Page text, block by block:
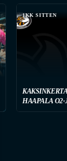
1KK SITTEN
HAAPALA